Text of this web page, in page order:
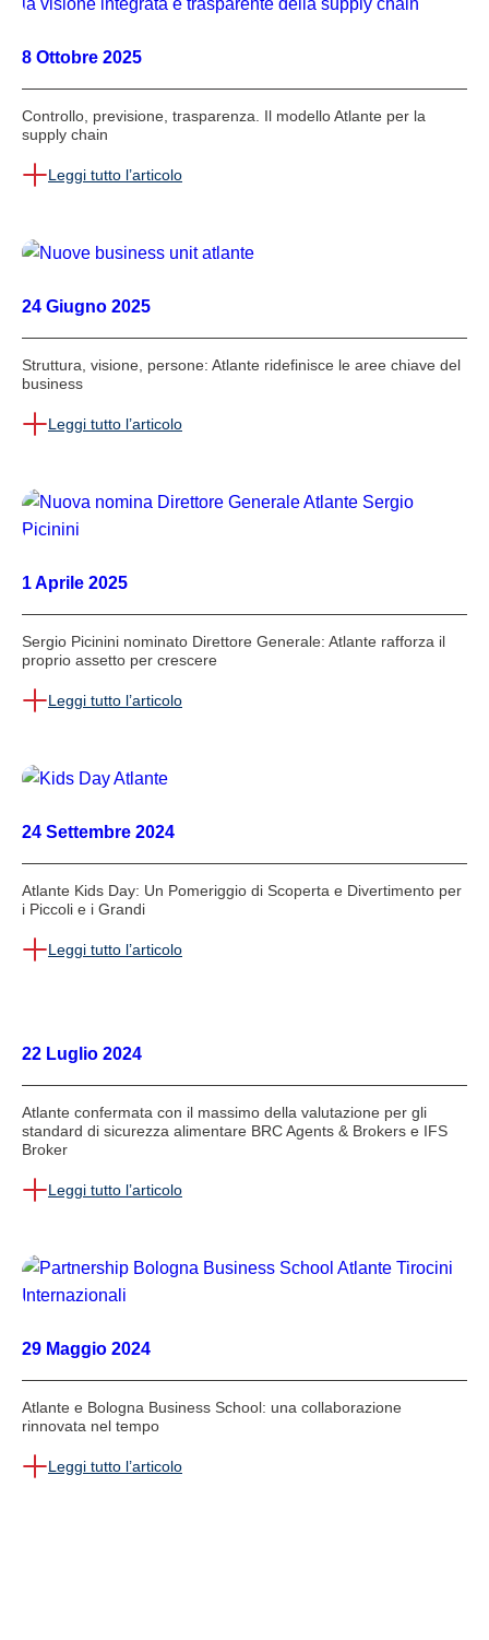
8 Ottobre 2025
Controllo, previsione, trasparenza. Il modello Atlante per la
supply chain
Leggi tutto l’articolo
24 Giugno 2025
Struttura, visione, persone: Atlante ridefinisce le aree chiave del
business
Leggi tutto l’articolo
1 Aprile 2025
Sergio Picinini nominato Direttore Generale: Atlante rafforza il
proprio assetto per crescere
Leggi tutto l’articolo
24 Settembre 2024
Atlante Kids Day: Un Pomeriggio di Scoperta e Divertimento per
i Piccoli e i Grandi
Leggi tutto l’articolo
22 Luglio 2024
Atlante confermata con il massimo della valutazione per gli
standard di sicurezza alimentare BRC Agents & Brokers e IFS
Broker
Leggi tutto l’articolo
29 Maggio 2024
Atlante e Bologna Business School: una collaborazione
rinnovata nel tempo
Leggi tutto l’articolo